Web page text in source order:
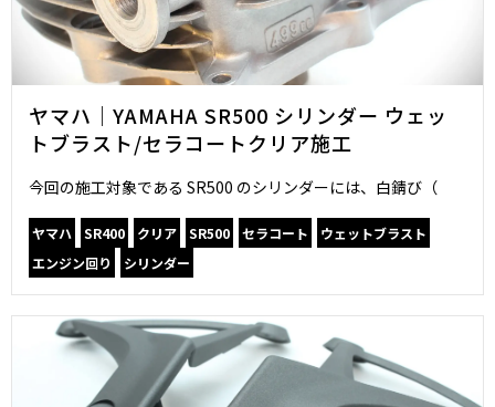
ヤマハ｜YAMAHA SR500 シリンダー ウェッ
トブラスト/セラコートクリア施工
今回の施工対象である SR500 のシリンダーには、白錆び（
ヤマハ SR400 クリア SR500 セラコート
ウェットブラスト
エンジン回り
シリンダー